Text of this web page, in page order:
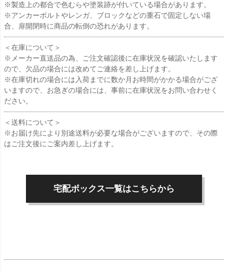
※製造上の都合で色むらや塗装跡が付いている場合があります。
※アンカーボルトやレンガ、ブロックなどの重石で固定しない場
合、扉開閉時に商品の転倒の恐れがあります。
＜在庫について＞
※メーカー直送品の為、ご注文確認後に在庫状況を確認いたします
ので、欠品の場合には改めてご連絡を差し上げます。
※在庫切れの場合には入荷までに数か月お時間がかかる場合がござ
いますので、お急ぎの場合には、事前に在庫状況をお問い合わせく
ださい。
＜送料について＞
※お届け先により別途送料が必要な場合がございますので、その際
はご注文後にご案内差し上げます。
宅配ボックス一覧はこちらから